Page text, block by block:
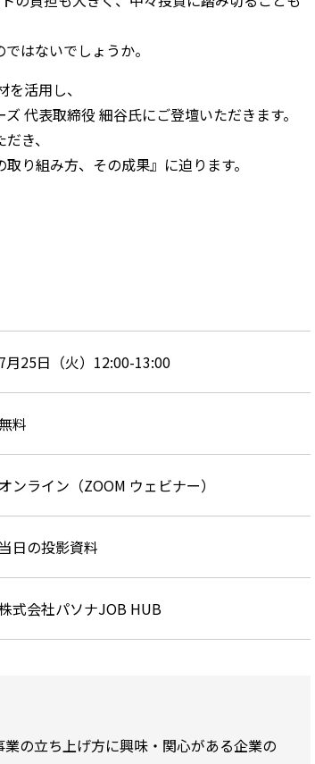
はないでしょうか。
活用し、
代表取締役 細谷氏にご登壇いただきます。
き、
り組み方、その成果』に迫ります。
7月25日（火）12:00-13:00
料
オンライン（ZOOM ウェビナー）
当日の投影資料
式会社パソナJOB HUB
の立ち上げ方に興味・関心がある企業の